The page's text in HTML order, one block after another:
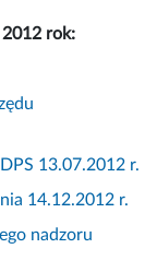
rok:
13.07.2012 r.
14.12.2012 r.
nadzoru